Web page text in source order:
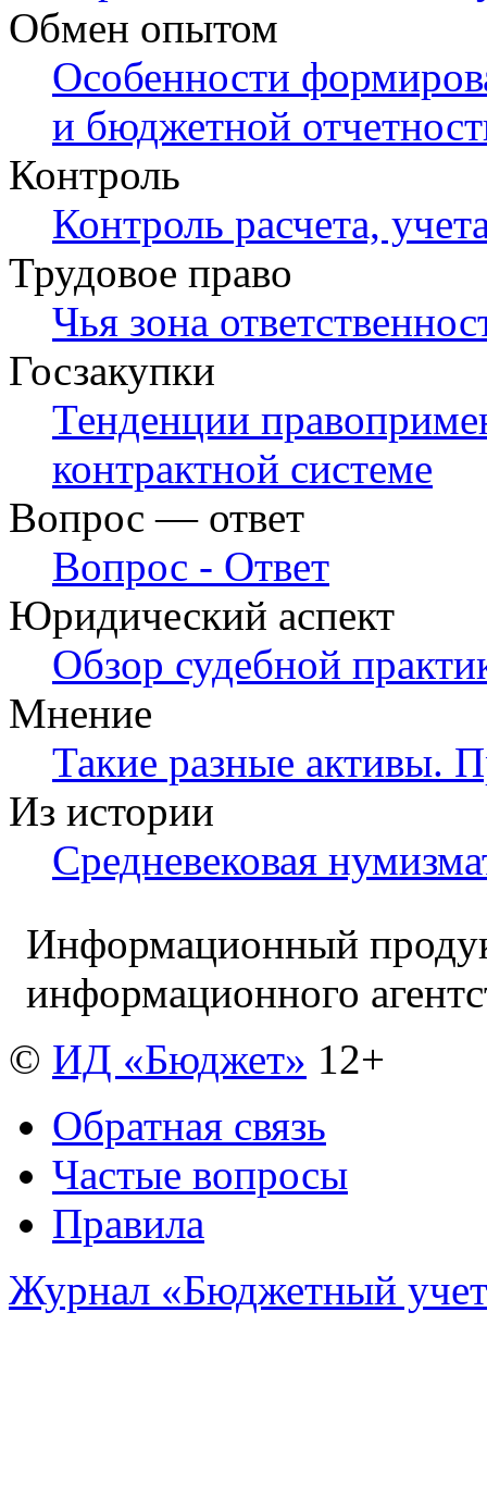
Обмен опытом
Особенности
и бюджетной
Контроль
Контроль расчета,
Трудовое право
Чья зона
Госзакупки
Тенденции
контрактной системе
Вопрос — ответ
Вопрос - Ответ
Юридический аспект
Обзор судебной
Мнение
Такие разные активы.
Из истории
Средневековая
Информационный
информационного
© ИД «Бюджет» 12+
Обратная связь
Частые вопросы
Правила
Журнал «Бюджетный